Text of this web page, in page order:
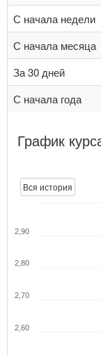
С начала недели
С начала месяца
За 30 дней
С начала года
График
Вся история
2,60
2,70
2,80
2,90